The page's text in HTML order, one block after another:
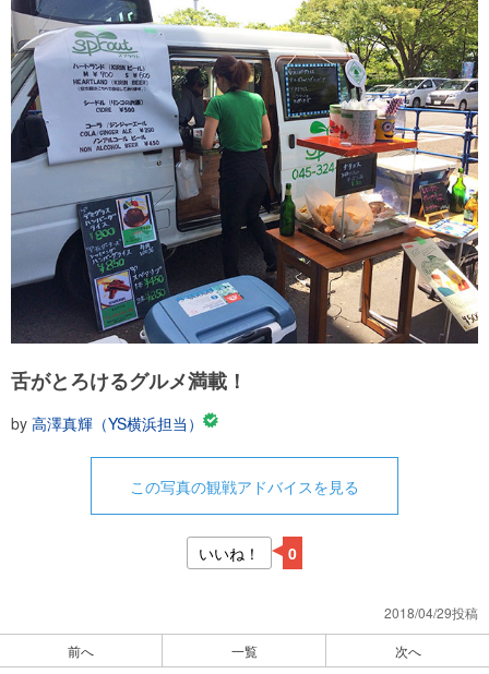
舌がとろけるグルメ満載！
by 高澤真輝（YS横浜担当）
この写真の観戦アドバイスを見る
いいね！ 0
2018/04/29投稿
前へ 一覧 次へ